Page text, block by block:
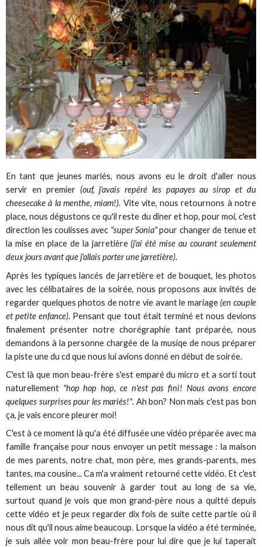
En tant que jeunes mariés, nous avons eu le droit d'aller nous
servir en premier (ouf, j'avais repéré les papayes au sirop et du
cheesecake à la menthe, miam!). Vite vite, nous retournons à notre
place, nous dégustons ce qu'il reste du dîner et hop, pour moi, c'est
direction les coulisses avec "super Sonia"pour changer de tenue et
la mise en place de la jarretière (j'ai été mise au courant seulement
deux jours avant que j'allais porter une jarretière).
Après les typiques lancés de jarretière et de bouquet, les photos
avec les célibataires de la soirée, nous proposons aux invités de
regarder quelques photos de notre vie avant le mariage (en couple
et petite enfance). Pensant que tout était terminé et nous devions
finalement présenter notre chorégraphie tant préparée, nous
demandons à la personne chargée de la musiqe de nous préparer
la piste une du cd que nous lui avions donné en début de soirée.
C'est là que mon beau-frère s'est emparé du micro et a sorti tout
naturellement "hop hop hop, ce n'est pas fini! Nous avons encore
quelques surprises pour les mariés!". Ah bon? Non mais c'est pas bon
ça, je vais encore pleurer moi!
C'est à ce moment là qu'a été diffusée une vidéo préparée avec ma
famille française pour nous envoyer un petit message : la maison
de mes parents, notre chat, mon père, mes grands-parents, mes
tantes, ma cousine... Ca m'a vraiment retourné cette vidéo. Et c'est
tellement un beau souvenir à garder tout au long de sa vie,
surtout quand je vois que mon grand-père nous a quitté depuis
cette vidéo et je peux regarder dix fois de suite cette partie où il
nous dit qu'il nous aime beaucoup. Lorsque la vidéo a été terminée,
je suis allée voir mon beau-frère pour lui dire que je lui taperait